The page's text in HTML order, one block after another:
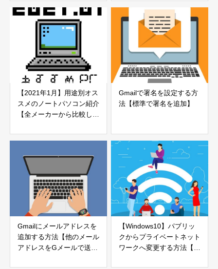
【2021年1月】用途別オス
スメのノートパソコン紹介
【全メーカーから比較しま
Gmailで署名を設定する方
法【標準で署名を追加】
Gmailにメールアドレスを
追加する方法【他のメール
アドレスをGメールで送
【Windows10】パブリッ
クからプライベートネット
ワークへ変更する方法【ネ